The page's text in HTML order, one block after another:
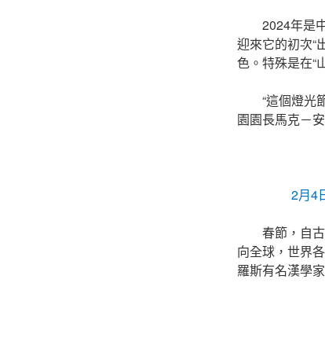
2024年是
迎來它的初次“
色。特殊是在“
“這個燈光
園園長馬克－
2月4
春節，自
向全球，世界
羅斯有名漢學